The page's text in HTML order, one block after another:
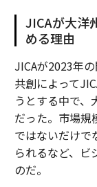
JICAが大洋
める理由
JICAが2023年
共創によって
うとする中で、
だった。市場規
ではないだけで
られるなど、ビ
のだ。